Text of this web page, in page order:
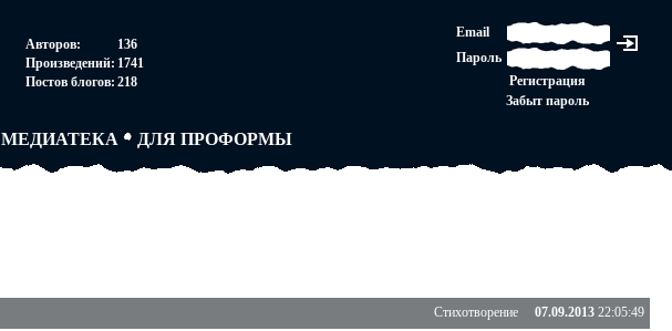
Авторов:
136
Произведений: 1741
Постов блогов: 218
Email
Пароль
Регистрация
Забыт пароль
МЕДИАТЕКА
ПАРТНЕРСТВО
ТВОРЧЕСКИЕ ГРУППЫ
ДЛЯ ПРОФОРМЫ
АВТОРСКОЕ ПРАВО
Стихотворение 07.09.2013 22:05:49